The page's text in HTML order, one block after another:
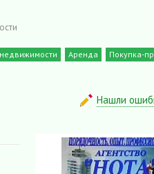
Аренда Покупка-
Нашли